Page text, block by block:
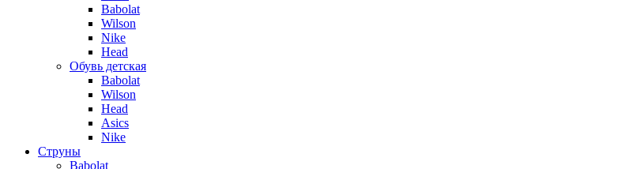
Babolat
Wilson
Nike
Head
Обувь детская
Babolat
Wilson
Head
Asics
Nike
Струны
Babolat